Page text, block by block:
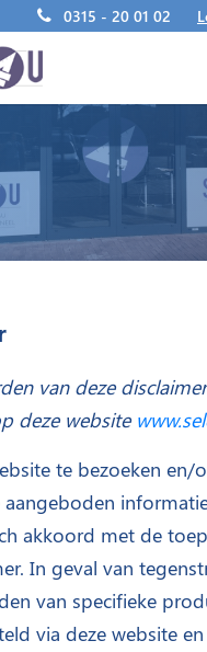
0315 - 20 01 02
van deze
deze website
te bezoeken en/
aangeboden
akkoord met de
In geval van
van specifieke
via deze website